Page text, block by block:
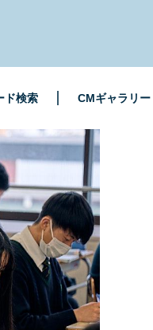
ド検索 CMギャラリー